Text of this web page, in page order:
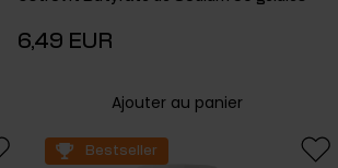
6,49 EUR
Ajouter au panier
Bestseller